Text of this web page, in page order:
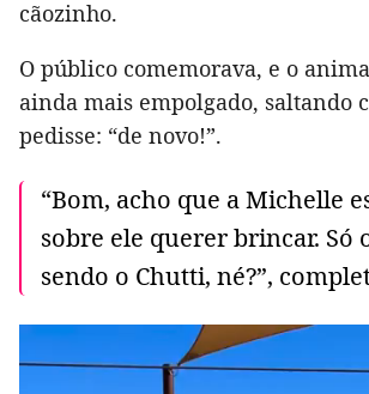
cãozinho.
O público comemorava, e o
ainda mais empolgado, saltando
pedisse: “de novo!”.
“Bom, acho que a Michelle
sobre ele querer brincar. Só
sendo o Chutti, né?”,